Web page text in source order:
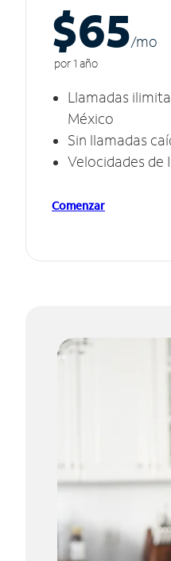
$65/mo
por 1 año
Llamadas
México
Sin llamadas
Velocidades de
Comenzar